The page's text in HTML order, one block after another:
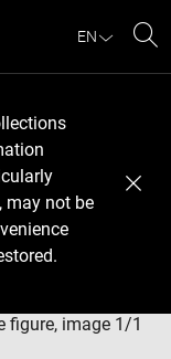
EN
may not be